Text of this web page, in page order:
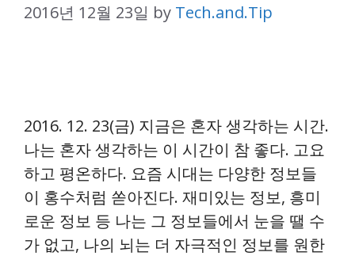
2016년 12월 23일 by Tech.and.Tip
2016. 12. 23(금) 지금은 혼자 생각하는 시간.
나는 혼자 생각하는 이 시간이 참 좋다. 고요
하고 평온하다. 요즘 시대는 다양한 정보들
이 홍수처럼 쏟아진다. 재미있는 정보, 흥미
로운 정보 등 나는 그 정보들에서 눈을 땔 수
가 없고, 나의 뇌는 더 자극적인 정보를 원한